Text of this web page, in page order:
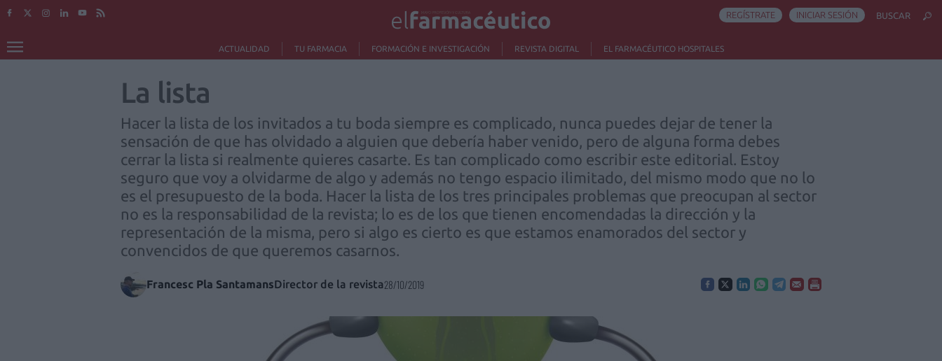
ACTUALIDAD TU FARMACIA FORMACIÓN E INVESTIGACIÓN REVISTA DIGITAL EL FARMACÉUTICO HOSPITALES
REGÍSTRATE INICIAR SESIÓN BUSCAR
La lista
Hacer la lista de los invitados a tu boda siempre es complicado, nunca puedes dejar de tener la
sensación de que has olvidado a alguien que debería haber venido, pero de alguna forma debes
cerrar la lista si realmente quieres casarte. Es tan complicado como escribir este editorial. Estoy
seguro que voy a olvidarme de algo y además no tengo espacio ilimitado, del mismo modo que no lo
es el presupuesto de la boda. Hacer la lista de los tres principales problemas que preocupan al sector
no es la responsabilidad de la revista; lo es de los que tienen encomendadas la dirección y la
representación de la misma, pero si algo es cierto es que estamos enamorados del sector y
convencidos de que queremos casarnos.
Francesc Pla SantamansDirector de la revista28/10/2019